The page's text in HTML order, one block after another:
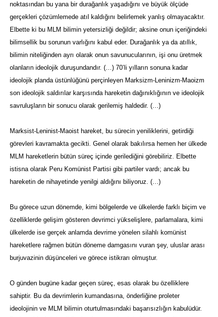
noktasından bu yana bir durağanlık yaşadığını ve büyük ölçüde
gerçekleri çözümlemede atıl kaldığını belirlemek yanlış olmayacaktır.
Elbette ki bu MLM bilimin yetersizliği değildir; aksine onun içeriğindeki
bilimsellik bu sorunun varlığını kabul eder. Durağanlık ya da atıllık,
bilimin niteliğinden ayrı olarak onun savunucularının, işi onu üretmek
olanların ideolojik duruşundandır. (…) 70’li yılların sonuna kadar
ideolojik planda üstünlüğünü perçinleyen Marksizm-Leninizm-Maoizm
son ideolojik saldırılar karşısında hareketin dağınıklığının ve ideolojik
savruluşların bir sonucu olarak gerilemiş haldedir. (…)
Marksist-Leninist-Maoist hareket, bu sürecin yeniliklerini, getirdiği
görevleri kavramakta gecikti. Genel olarak bakılırsa hemen her ülkede
MLM hareketlerin bütün süreç içinde gerilediğini görebiliriz. Elbette
istisna olarak Peru Komünist Partisi gibi partiler vardı; ancak bu
hareketin de nihayetinde yenilgi aldığını biliyoruz. (…)
Bu görece uzun dönemde, kimi bölgelerde ve ülkelerde farklı biçim ve
özelliklerde gelişim gösteren devrimci yükselişlere, parlamalara, kimi
ülkelerde ise gerçek anlamda devrime yönelen silahlı komünist
hareketlere rağmen bütün döneme damgasını vuran şey, uluslar arası
burjuvazinin düşünceleri ve görece istikrarı olmuştur.
O günden bugüne kadar geçen süreç, esas olarak bu özelliklere
sahiptir. Bu da devrimlerin kumandasına, önderliğine proleter
ideolojinin ve MLM bilimin oturtulmasındaki başarısızlığın kabulüdür.